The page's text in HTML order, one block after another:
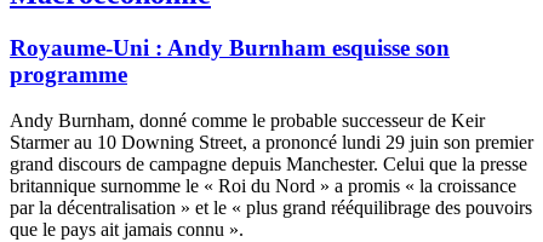
Royaume-Uni : Andy Burnham esquisse son
programme
Andy Burnham, donné comme le probable successeur de Keir
Starmer au 10 Downing Street, a prononcé lundi 29 juin son premier
grand discours de campagne depuis Manchester. Celui que la presse
britannique surnomme le « Roi du Nord » a promis « la croissance
par la décentralisation » et le « plus grand rééquilibrage des pouvoirs
que le pays ait jamais connu ».